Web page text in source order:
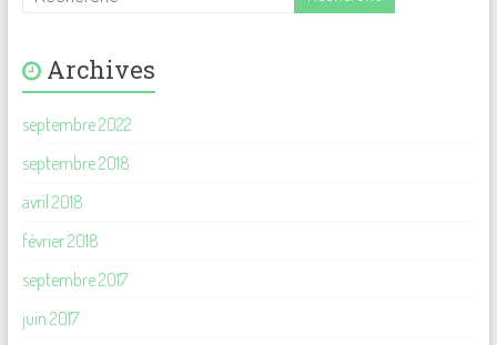
Archives
septembre 2022
septembre 2018
avril 2018
février 2018
septembre 2017
juin 2017